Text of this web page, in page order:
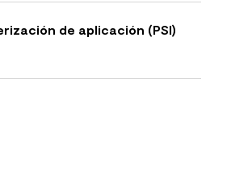
de aplicación (PSI)